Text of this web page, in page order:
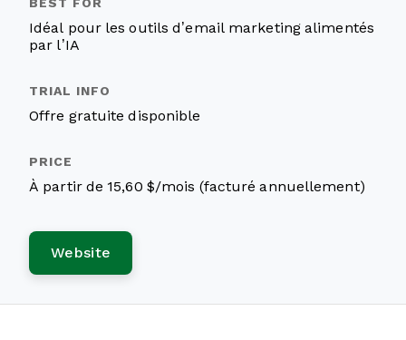
Idéal pour les outils d’email marketing alimentés
par l’IA
Offre gratuite disponible
À partir de 15,60 $/mois (facturé annuellement)
Website